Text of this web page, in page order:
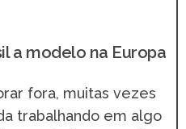
a modelo na Europa
fora, muitas vezes
trabalhando em algo